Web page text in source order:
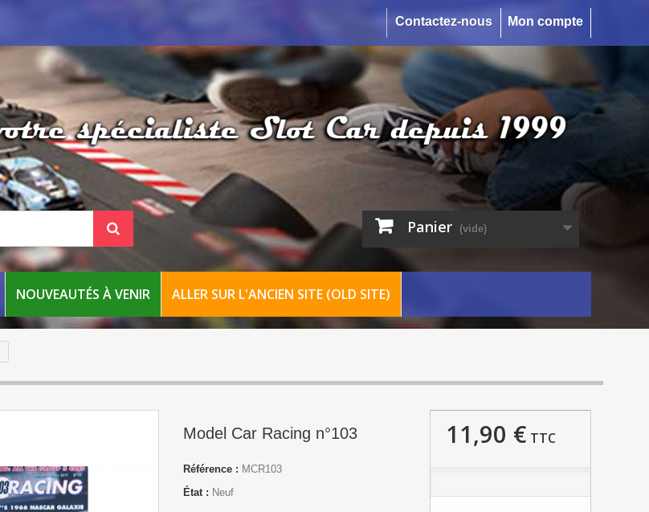
Mon compte
Contactez-nous
Panier (vide)
NOUVEAUTÉS À VENIR ALLER SUR L'ANCIEN SITE (OLD SITE)
Model Car Racing n°103
Référence : MCR103
État : Neuf
11,90 € TTC